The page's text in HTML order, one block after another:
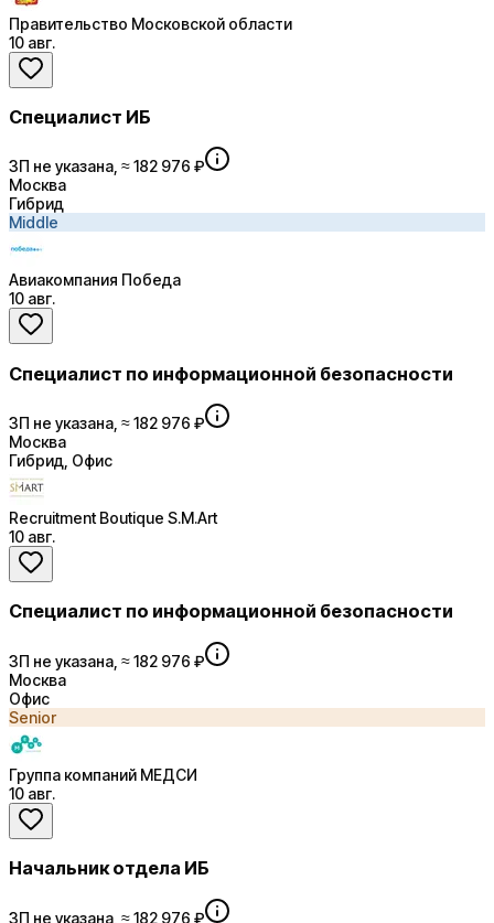
Правительство Московской области
10 авг.
Специалист ИБ
ЗП не указана, ≈ 182 976 ₽
Москва
Гибрид
Middle
Авиакомпания Победа
10 авг.
Специалист по информационной безопасности
ЗП не указана, ≈ 182 976 ₽
Москва
Гибрид, Офис
Recruitment Boutique S.M.Art
10 авг.
Специалист по информационной безопасности
ЗП не указана, ≈ 182 976 ₽
Москва
Офис
Senior
Группа компаний МЕДСИ
10 авг.
Начальник отдела ИБ
ЗП не указана, ≈ 182 976 ₽